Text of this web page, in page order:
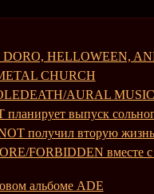
DORO, HELLOWEEN,
CHURCH
AURAL
выпуск
получил вторую жизнь
FORBIDDEN
альбоме ADE